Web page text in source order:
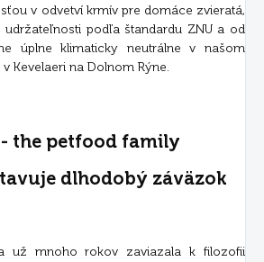
v odvetví krmív pre domáce zvieratá,
podľa štandardu ZNU a od
úplne klimaticky neutrálne v našom
Kevelaeri na Dolnom Rýne.
the petfood family
dlhodobý záväzok
už mnoho rokov zaviazala k filozofii